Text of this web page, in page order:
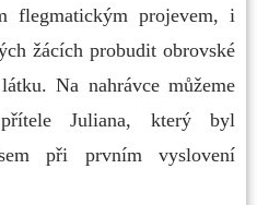
flegmatickým projevem, i
žácích probudit obrovské
Na nahrávce můžeme
Juliana, který byl
při prvním vyslovení